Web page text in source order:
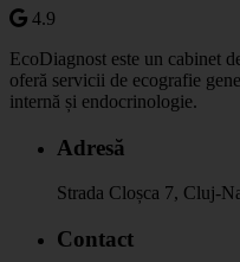
4.9
EcoDiagnost este un cabinet
oferă servicii de ecografie
internă și endocrinologie.
Adresă
Strada Cloșca 7, Cluj-
Contact